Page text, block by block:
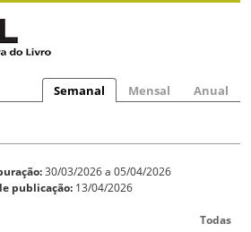
Semanal Mensal Anual
30/03/2026 a 05/04/2026
publicação: 13/04/2026
Todas